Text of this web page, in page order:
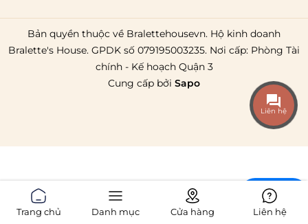
Bản quyền thuộc về Bralettehousevn. Hộ kinh doanh
Bralette's House. GPDK số 079195003235. Nơi cấp: Phòng Tài
chính - Kế hoạch Quận 3
Cung cấp bởi Sapo
Trang chủ Danh mục Cửa hàng Liên hệ
Liên hệ
Chat